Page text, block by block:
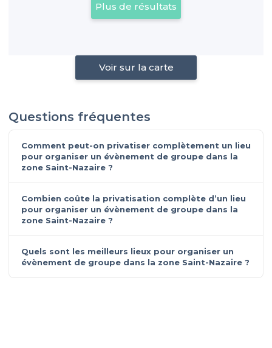
Plus de résultats
Voir sur la carte
Questions fréquentes
Comment peut-on privatiser complètement un lieu
pour organiser un évènement de groupe dans la
zone Saint-Nazaire ?
Combien coûte la privatisation complète d’un lieu
pour organiser un évènement de groupe dans la
zone Saint-Nazaire ?
Quels sont les meilleurs lieux pour organiser un
évènement de groupe dans la zone Saint-Nazaire ?